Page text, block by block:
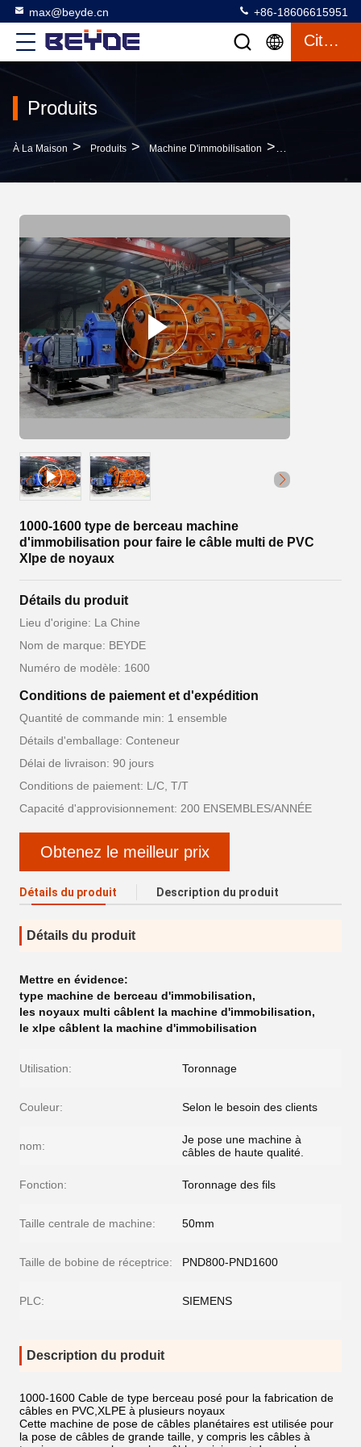
max@beyde.cn +86-18606615951
Citation
Produits
À La Maison > Produits > Machine D'immobilisation >
1000-1600 type de berceau machine
d'immobilisation pour faire le câble multi de PVC
Xlpe de noyaux
Détails du produit
Lieu d'origine: La Chine
Nom de marque: BEYDE
Numéro de modèle: 1600
Conditions de paiement et d'expédition
Quantité de commande min: 1 ensemble
Détails d'emballage: Conteneur
Délai de livraison: 90 jours
Conditions de paiement: L/C, T/T
Capacité d'approvisionnement: 200 ENSEMBLES/ANNÉE
Obtenez le meilleur prix
Détails du produit Description du produit
Détails du produit
Mettre en évidence:
type machine de berceau d'immobilisation,
les noyaux multi câblent la machine d'immobilisation,
le xlpe câblent la machine d'immobilisation
Utilisation: Toronnage
Couleur: Selon le besoin des clients
nom:
Je pose une machine à
câbles de haute qualité.
Fonction: Toronnage des fils
Taille centrale de machine: 50mm
Taille de bobine de réceptrice: PND800-PND1600
PLC: SIEMENS
Description du produit
1000-1600 Cable de type berceau posé pour la fabrication de
câbles en PVC,XLPE à plusieurs noyaux
Cette machine de pose de câbles planétaires est utilisée pour
la pose de câbles de grande taille, y compris les câbles à